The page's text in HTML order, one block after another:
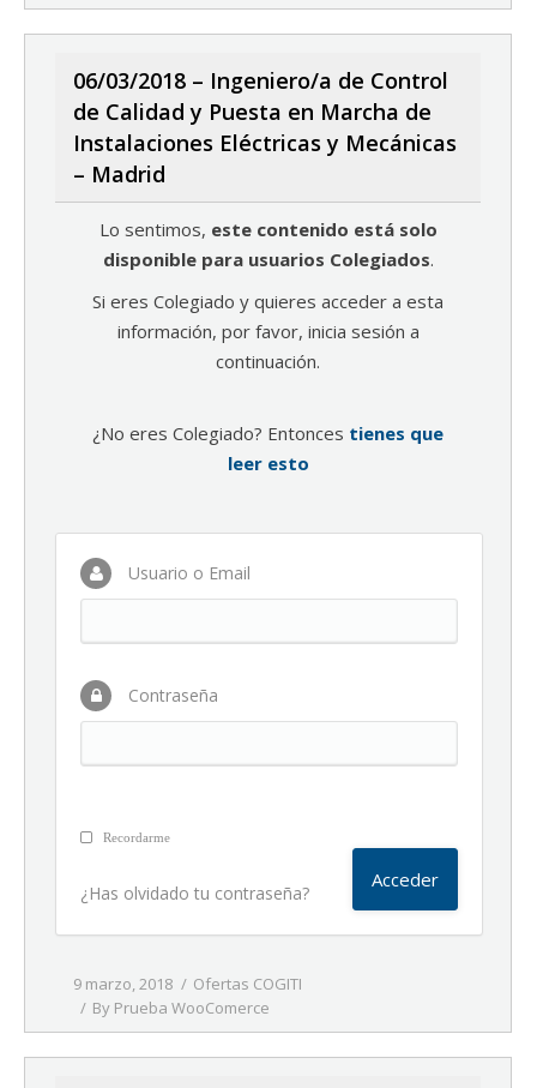
06/03/2018 – Ingeniero/a de Control
de Calidad y Puesta en Marcha de
Instalaciones Eléctricas y Mecánicas
– Madrid
Lo sentimos, este contenido está solo
disponible para usuarios Colegiados.
Si eres Colegiado y quieres acceder a esta
información, por favor, inicia sesión a
continuación.
¿No eres Colegiado? Entonces tienes que
leer esto
Usuario o Email
Contraseña
Recordarme
¿Has olvidado tu contraseña?
9 marzo, 2018
Ofertas COGITI
By Prueba WooComerce